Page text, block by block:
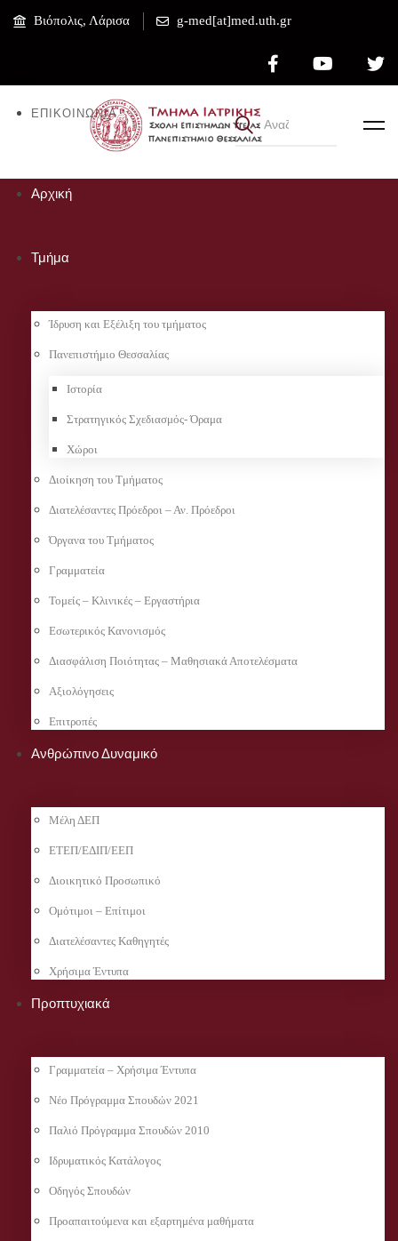
Βιόπολις, Λάρισα g-med[at]med.uth.gr
ΕΠΙΚΟΙΝΩΝΊΑ
Αρχική
Τμήμα
Ίδρυση και Εξέλιξη του τμήματος
Πανεπιστήμιο Θεσσαλίας
Ιστορία
Στρατηγικός Σχεδιασμός- Όραμα
Χώροι
Διοίκηση του Τμήματος
Διατελέσαντες Πρόεδροι – Αν. Πρόεδροι
Όργανα του Τμήματος
Γραμματεία
Τομείς – Κλινικές – Εργαστήρια
Εσωτερικός Κανονισμός
Διασφάλιση Ποιότητας – Μαθησιακά Αποτελέσματα
Αξιολόγησεις
Επιτροπές
Ανθρώπινο Δυναμικό
Μέλη ΔΕΠ
ΕΤΕΠ/ΕΔΙΠ/ΕΕΠ
Διοικητικό Προσωπικό
Ομότιμοι – Επίτιμοι
Διατελέσαντες Καθηγητές
Χρήσιμα Έντυπα
Προπτυχιακά
Γραμματεία – Χρήσιμα Έντυπα
Νέο Πρόγραμμα Σπουδών 2021
Παλιό Πρόγραμμα Σπουδών 2010
Ιδρυματικός Κατάλογος
Οδηγός Σπουδών
Προαπαιτούμενα και εξαρτημένα μαθήματα